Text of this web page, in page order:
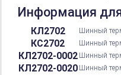
Информация
КЛ2702 Шинный
КС2702 Шинный
КЛ2702-0002 Шинный
КЛ2702-0020 Шинный